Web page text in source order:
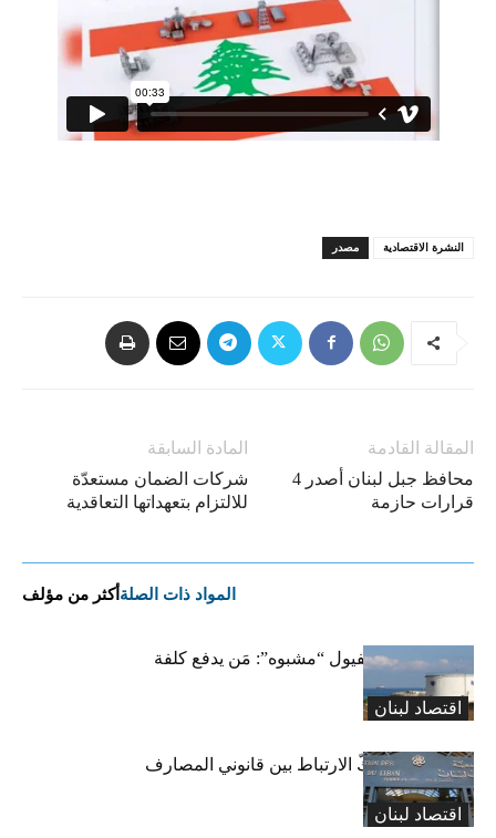
مصدر النشرة الاقتصادية
المادة السابقة
شركات الضمان مستعدّة
للالتزام بتعهداتها التعاقدية
المقالة القادمة
محافظ جبل لبنان أصدر 4
قرارات حازمة
المواد ذات الصلةأكثر من مؤلف
اقتصاد لبنان
خزّانات فارغة لفيول “مشبوه”: مَن يدفع كلفة
الترحيل؟
اقتصاد لبنان
لماذا لا يمكن فكّ الارتباط بين قانوني المصارف
والفجوة؟